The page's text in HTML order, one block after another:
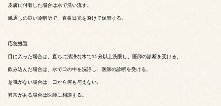
皮膚に付着した場合は水で洗い流す。
風通しの良い冷暗所で、直射日光を避けて保管する。
応急処置
目に入った場合は、直ちに清浄な水で15分以上洗眼し、医師の診断を受ける。
飲み込んだ場合は、水で口の中を洗浄し、医師の診断を受ける。
意識がない場合は、口から何も与えない。
異常がある場合は医師に相談する。